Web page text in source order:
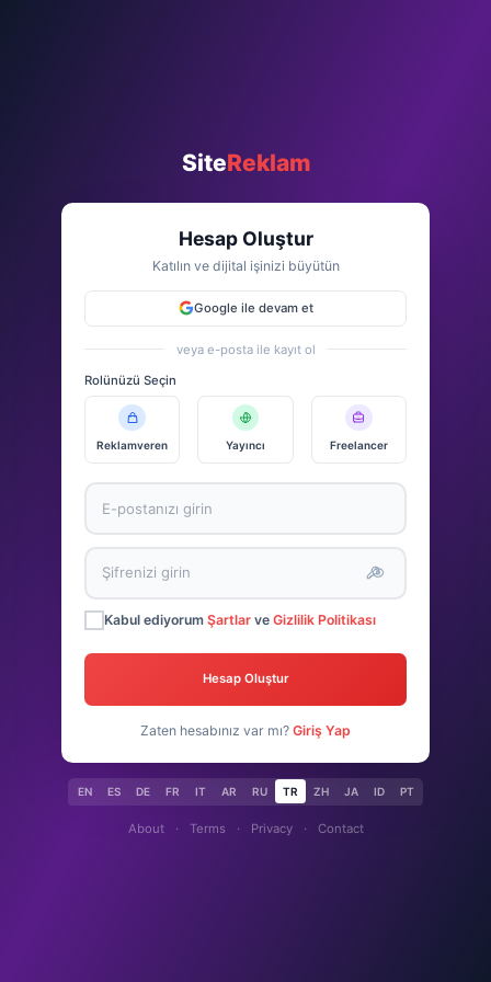
SiteReklam
Hesap Oluştur
Katılın ve dijital işinizi büyütün
Google ile devam et
veya e-posta ile kayıt ol
Rolünüzü Seçin
Reklamveren Yayıncı Freelancer
Kabul ediyorum Şartlarve Gizlilik Politikası
Hesap Oluştur
Zaten hesabınız var mı? Giriş Yap
EN ES DE FR IT AR RU TR ZH JA ID PT
About · Terms · Privacy · Contact